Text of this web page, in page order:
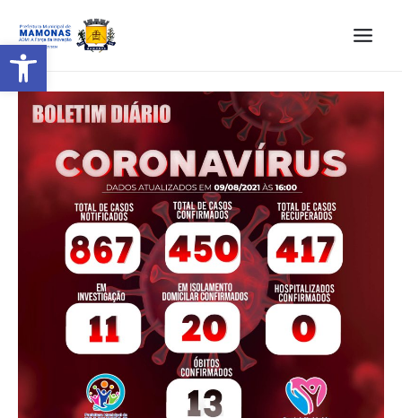
Barra de Ferramentas Aberta